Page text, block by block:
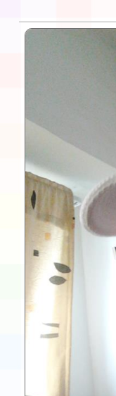
告(
賽實
本市
程安
「
展
請一案